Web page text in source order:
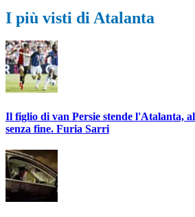
I più visti di Atalanta
Il figlio di van Persie stende l'Atalanta,
senza fine. Furia Sarri